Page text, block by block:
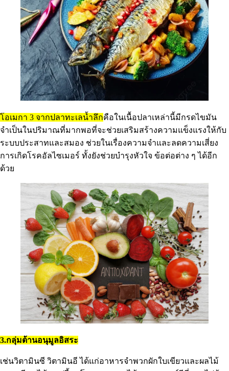
โอเมกา 3 จากปลาทะเลน้ำลึกคือในเนื้อปลาเหล่านี้มีกรดไขมัน
จำเป็นในปริมาณที่มากพอที่จะช่วยเสริมสร้างความแข็งแรงให้กับ
ระบบประสาทและสมอง ช่วยในเรื่องความจำและลดความเสี่ยง
การเกิดโรคอัลไซเมอร์ ทั้งยังช่วยบำรุงหัวใจ ข้อต่อต่าง ๆ ได้อีก
ด้วย
3.กลุ่มต้านอนุมูลอิสระ
เช่นวิตามินซี วิตามินอี ได้แก่อาหารจำพวกผักใบเขียวและผลไม้